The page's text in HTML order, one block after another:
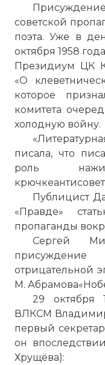
советской
поэта. Уже в
октября 1958
Президиум ЦК
«О
которое
комитета
холодную войну.
писала, что
роль
Публицист
«Правде»
пропаганды
Сергей
отрицательной
М.
29 октября
ВЛКСМ
первый
он
Хрущёва):